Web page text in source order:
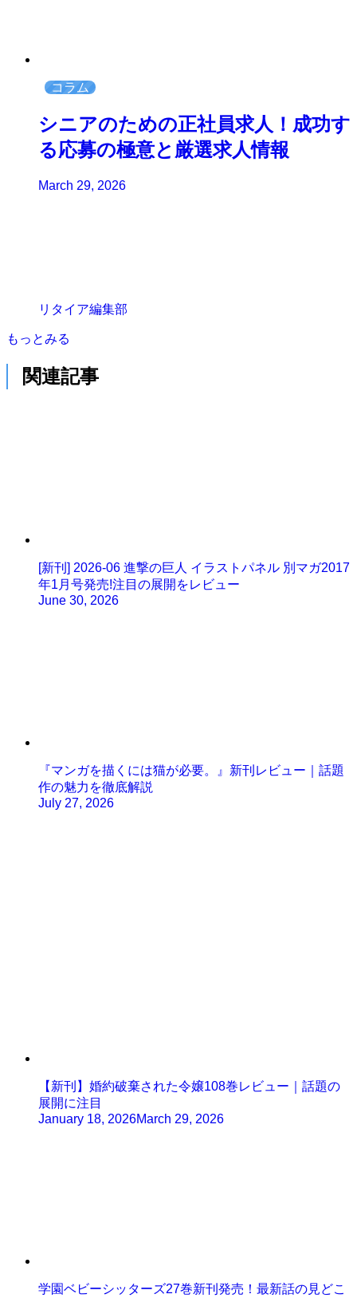
コラム
シニアのための正社員求人！成功す
る応募の極意と厳選求人情報
March 29, 2026
リタイア編集部
もっとみる
関連記事
[新刊] 2026-06 進撃の巨人 イラストパネル 別マガ2017
年1月号発売!注目の展開をレビュー
June 30, 2026
『マンガを描くには猫が必要。』新刊レビュー｜話題
作の魅力を徹底解説
July 27, 2026
【新刊】婚約破棄された令嬢108巻レビュー｜話題の
展開に注目
January 18, 2026March 29, 2026
学園ベビーシッターズ27巻新刊発売！最新話の見どこ